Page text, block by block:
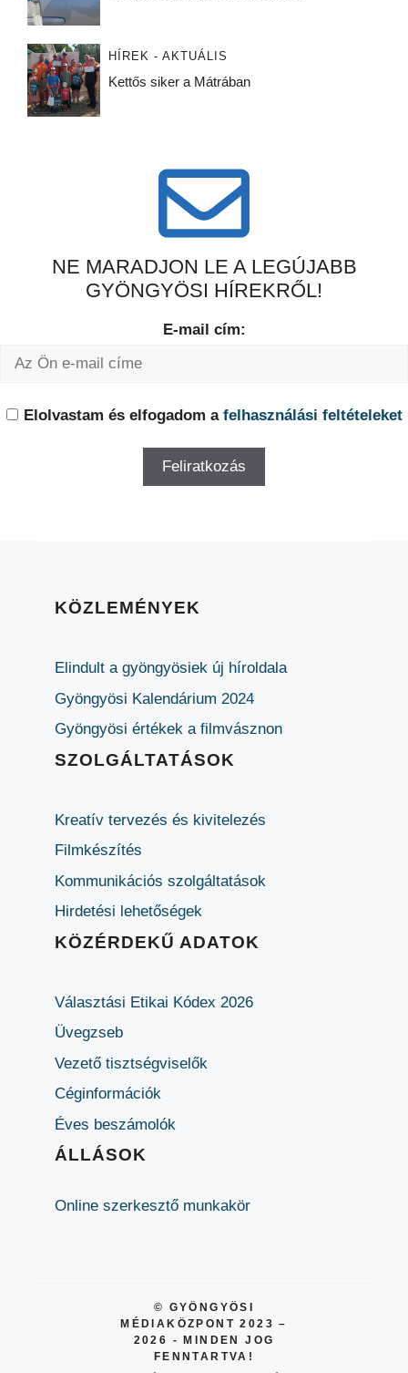
HÍREK - AKTUÁLIS
Kettős siker a Mátrában
NE MARADJON LE A LEGÚJABB
GYÖNGYÖSI HÍREKRŐL!
E-mail cím:
Elolvastam és elfogadom a felhasználási feltételeket
KÖZLEMÉNYEK
Elindult a gyöngyösiek új híroldala
Gyöngyösi Kalendárium 2024
Gyöngyösi értékek a filmvásznon
SZOLGÁLTATÁSOK
Kreatív tervezés és kivitelezés
Filmkészítés
Kommunikációs szolgáltatások
Hirdetési lehetőségek
KÖZÉRDEKŰ ADATOK
Választási Etikai Kódex 2026
Üvegzseb
Vezető tisztségviselők
Céginformációk
Éves beszámolók
ÁLLÁSOK
Online szerkesztő munkakör
© GYÖNGYÖSI
MÉDIAKÖZPONT 2023 –
2026 - MINDEN JOG
FENNTARTVA!